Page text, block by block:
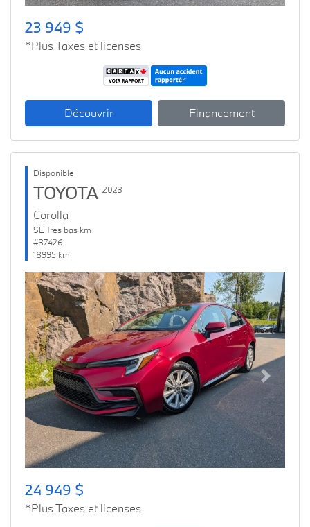
23 949 $
*Plus Taxes et licenses
Découvrir Financement
Disponible
TOYOTA 2023
Corolla
SE Tres bas km
#37426
18995 km
Previous Next
24 949 $
*Plus Taxes et licenses